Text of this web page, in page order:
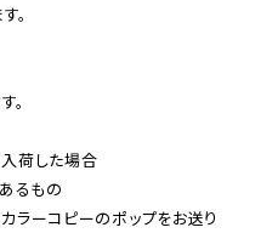
。
。
荷した場合
るもの
ラーコピーのポップをお送り